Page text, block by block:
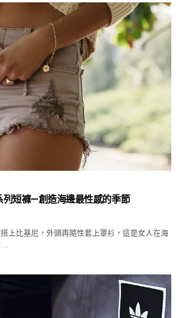
短褲—創造海邊最性感的季節
上比基尼，外頭再隨性套上罩衫，這是女人在海
…